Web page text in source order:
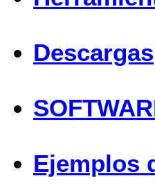
Descargas
Ejemplos